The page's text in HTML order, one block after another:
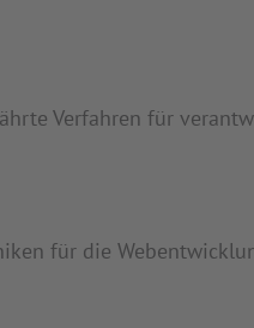
Verfahren für
für die